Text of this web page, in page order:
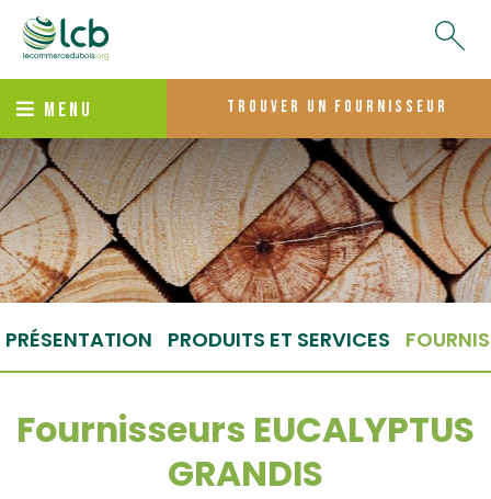
MENU trouver un fournisseur
PRÉSENTATION PRODUITS ET SERVICES
Fournisseurs EUCALYPTUS
GRANDIS